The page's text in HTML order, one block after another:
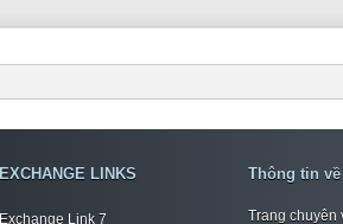
EXCHANGE LINKS
Exchange Link 7
Thông tin
Trang chuyên